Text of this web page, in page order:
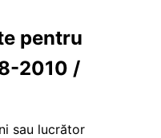
pentru
2010 /
sau lucrător